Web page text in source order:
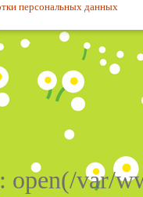
персональных данных
open(/var/